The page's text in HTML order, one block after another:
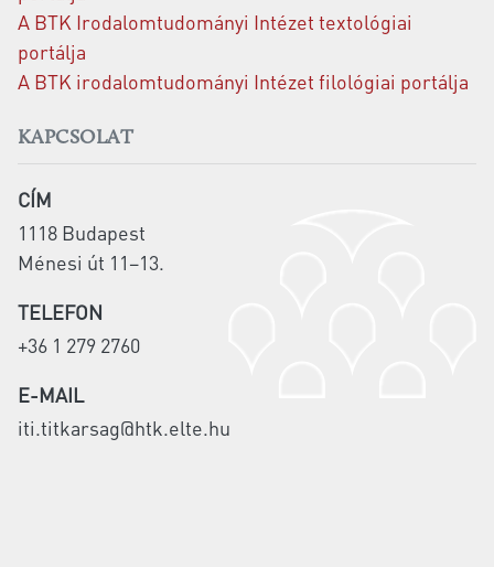
A BTK Irodalomtudományi Intézet textológiai
portálja
A BTK irodalomtudományi Intézet filológiai portálja
KAPCSOLAT
CÍM
1118 Budapest
Ménesi út 11–13.
TELEFON
+36 1 279 2760
E-MAIL
iti.titkarsag@htk.elte.hu